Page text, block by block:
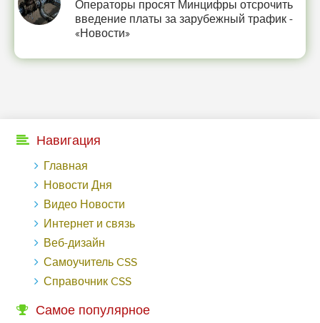
Операторы просят Минцифры отсрочить
введение платы за зарубежный трафик -
«Новости»
Навигация
Главная
Новости Дня
Видео Новости
Интернет и связь
Веб-дизайн
Самоучитель CSS
Справочник CSS
Самое популярное